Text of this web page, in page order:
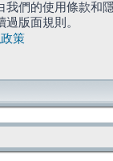
我們的使用條款和
版面規則。
策